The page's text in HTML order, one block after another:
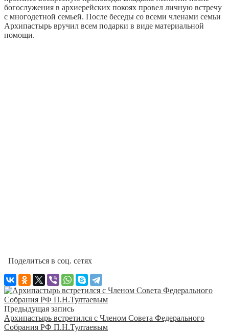
богослужения в архиерейских покоях провел личную встречу
с многодетной семьей. После беседы со всеми членами семьи
Архипастырь вручил всем подарки в виде материальной
помощи.
Поделиться в соц. сетях
Предыдущая запись
Архипастырь встретился с Членом Совета Федерального
Собрания РФ П.Н.Тултаевым